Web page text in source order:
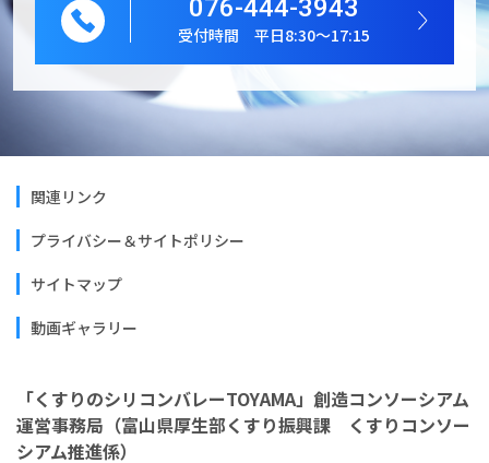
076-444-3943
受付時間 平日8:30～17:15
関連リンク
プライバシー＆サイトポリシー
サイトマップ
動画ギャラリー
「くすりのシリコンバレーTOYAMA」創造コンソーシアム
運営事務局（富山県厚生部くすり振興課 くすりコンソー
シアム推進係）